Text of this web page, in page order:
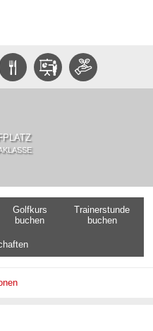
Golfkurs
buchen
Trainerstunde
buchen